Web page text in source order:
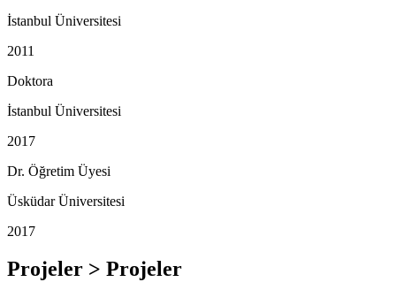
İstanbul Üniversitesi
2011
Doktora
İstanbul Üniversitesi
2017
Dr. Öğretim Üyesi
Üsküdar Üniversitesi
2017
Projeler > Projeler